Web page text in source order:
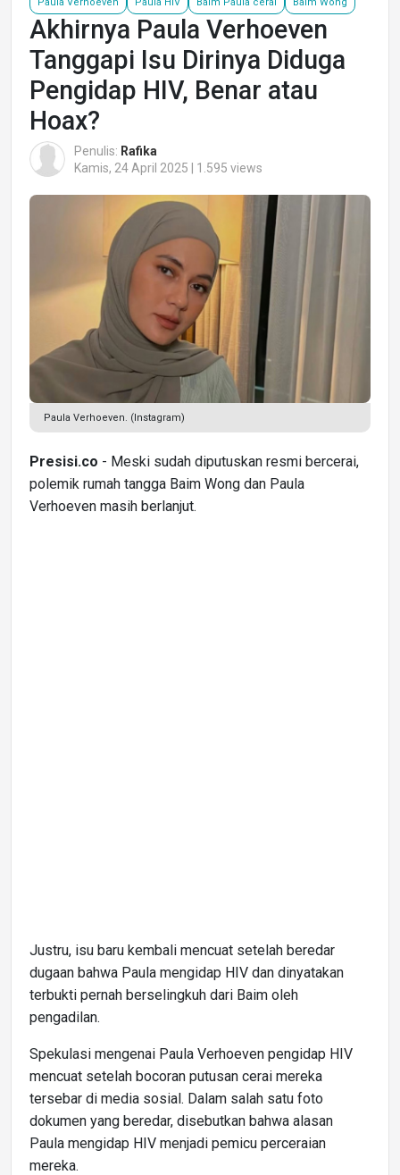
Akhirnya Paula Verhoeven
Tanggapi Isu Dirinya Diduga
Pengidap HIV, Benar atau
Hoax?
Penulis: Rafika
Kamis, 24 April 2025 | 1.595 views
Paula Verhoeven. (Instagram)
Presisi.co - Meski sudah diputuskan resmi bercerai,
polemik rumah tangga Baim Wong dan Paula
Verhoeven masih berlanjut.
Justru, isu baru kembali mencuat setelah beredar
dugaan bahwa Paula mengidap HIV dan dinyatakan
terbukti pernah berselingkuh dari Baim oleh
pengadilan.
Spekulasi mengenai Paula Verhoeven pengidap HIV
mencuat setelah bocoran putusan cerai mereka
tersebar di media sosial. Dalam salah satu foto
dokumen yang beredar, disebutkan bahwa alasan
Paula mengidap HIV menjadi pemicu perceraian
mereka.